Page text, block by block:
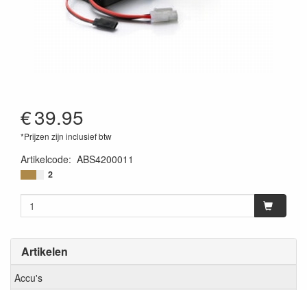
Artikelen
Accu's
€39.95
*Prijzen zijn inclusief btw
Artikelcode: ABS4200011
4250650962128
2